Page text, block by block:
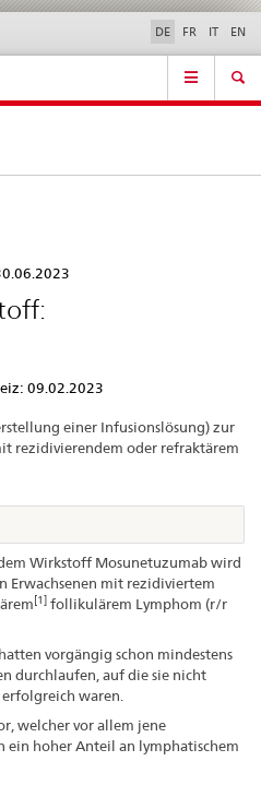
Kontakt | Support & Hilfe
DE FR IT EN
09.02.2023
einer Infusionslösung) zur
rezidivierendem oder refraktärem
Wirkstoff Mosunetuzumab wird
Erwachsenen mit rezidiviertem
[1] follikulärem Lymphom (r/r
vorgängig schon mindestens
durchlaufen, auf die sie nicht
waren.
welcher vor allem jene
hoher Anteil an lymphatischem